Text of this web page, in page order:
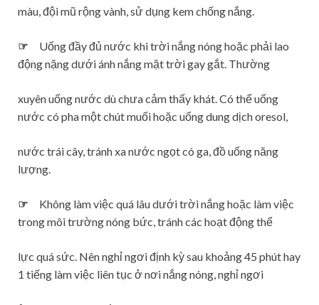
màu, đội mũ rộng vành, sử dụng kem chống nắng.
☞ Uống đầy đủ nước khi trời nắng nóng hoặc phải lao
động nặng dưới ánh nắng mặt trời gay gắt. Thường
xuyên uống nước dù chưa cảm thấy khát. Có thể uống
nước có pha một chút muối hoặc uống dung dịch oresol,
nước trái cây, tránh xa nước ngọt có ga, đồ uống năng
lượng.
☞ Không làm việc quá lâu dưới trời nắng hoặc làm việc
trong môi trường nóng bức, tránh các hoạt động thể
lực quá sức. Nên nghỉ ngơi định kỳ sau khoảng 45 phút hay
1 tiếng làm việc liên tục ở nơi nắng nóng, nghỉ ngơi